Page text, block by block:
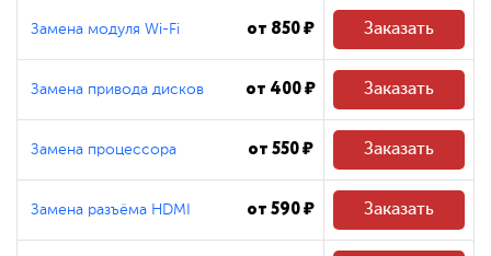
Замена модуля Wi-Fi от 850 ₽ Заказать
Замена привода дисков от 400 ₽ Заказать
Замена процессора от 550 ₽ Заказать
Замена разъёма HDMI от 590 ₽ Заказать